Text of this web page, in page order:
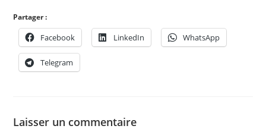
Partager :
Facebook LinkedIn WhatsApp
Telegram
Laisser un commentaire